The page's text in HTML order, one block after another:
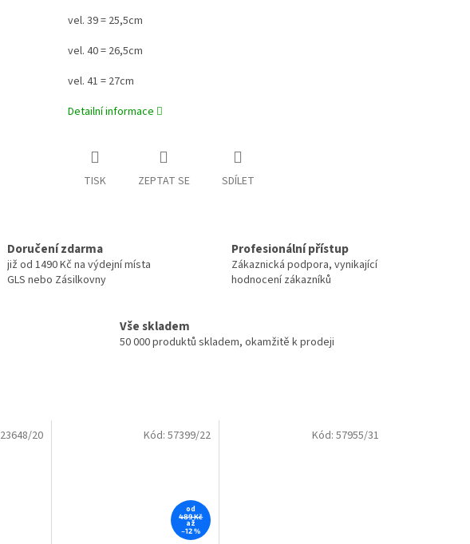
vel. 39 = 25,5cm
vel. 40 = 26,5cm
vel. 41 = 27cm
Detailní informace
TISK ZEPTAT SE SDÍLET
Doručení zdarma
již od 1490 Kč na výdejní místa
GLS nebo Zásilkovny
Profesionální přístup
Zákaznická podpora, vynikající
hodnocení zákazníků
Vše skladem
50 000 produktů skladem, okamžitě k prodeji
23648/20
od
489 Kč
až
–12 %
Kód:57399/22 Kód: 57955/31